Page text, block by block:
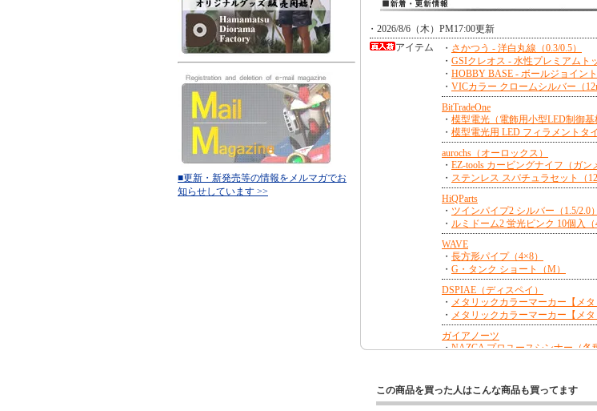
■更新・新発売等の情報をメルマガでお
知らせしています >>
この商品を買った人はこんな商品も買ってます